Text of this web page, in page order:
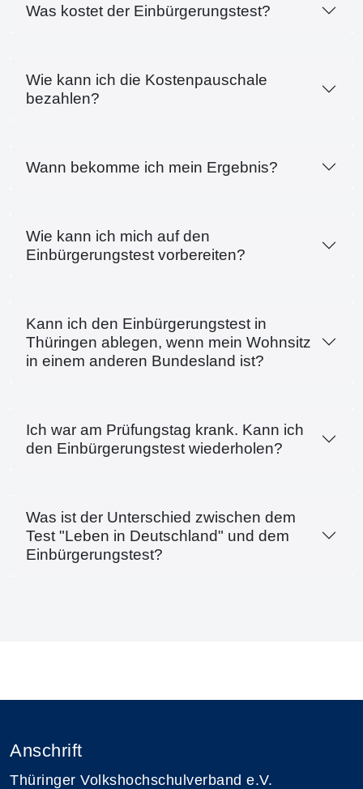
Was kostet der Einbürgerungstest?
Wie kann ich die Kostenpauschale
bezahlen?
Wann bekomme ich mein Ergebnis?
Wie kann ich mich auf den
Einbürgerungstest vorbereiten?
Kann ich den Einbürgerungstest in
Thüringen ablegen, wenn mein Wohnsitz
in einem anderen Bundesland ist?
Ich war am Prüfungstag krank. Kann ich
den Einbürgerungstest wiederholen?
Was ist der Unterschied zwischen dem
Test "Leben in Deutschland" und dem
Einbürgerungstest?
Anschrift
Thüringer Volkshochschulverband e.V.